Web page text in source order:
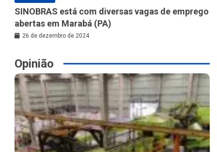
SINOBRAS está com diversas vagas de emprego
abertas em Marabá (PA)
26 de dezembro de 2024
Opinião